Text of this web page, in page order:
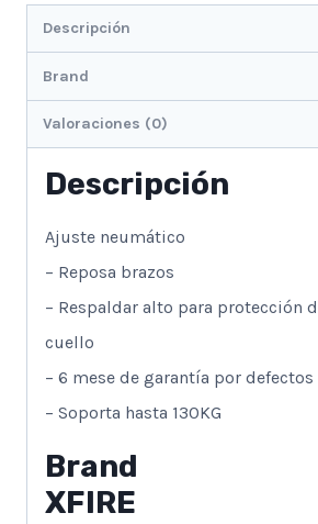
Descripción
Brand
Valoraciones (0)
Descripción
Ajuste neumático
– Reposa brazos
– Respaldar alto para protección
cuello
– 6 mese de garantía por
– Soporta hasta 130KG
Brand
XFIRE